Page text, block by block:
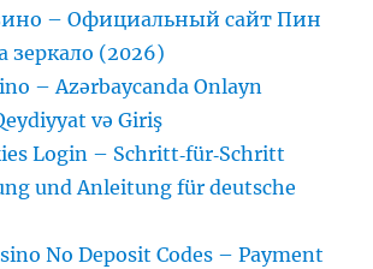
– Официальный сайт Пин
зеркало (2026)
– Azərbaycanda Onlayn
və Giriş
Login – Schritt‑für‑Schritt
und Anleitung für deutsche
No Deposit Codes – Payment